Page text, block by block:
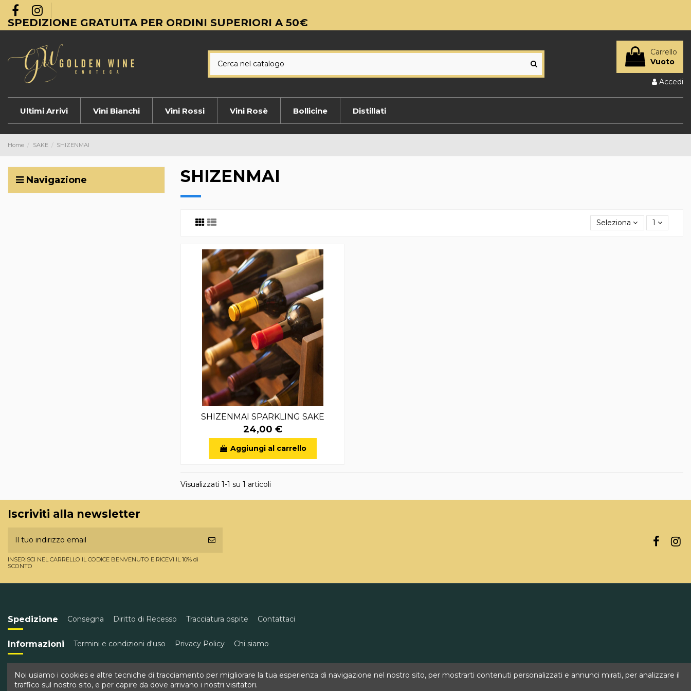
SPEDIZIONE GRATUITA PER ORDINI SUPERIORI A 50€
Carrello
Vuoto
Accedi
Ultimi Arrivi Vini Bianchi Vini Rossi Vini Rosè Bollicine Distillati
Home SAKE SHIZENMAI
SHIZENMAI
Seleziona 1
SHIZENMAI SPARKLING SAKE
24,00 €
Aggiungi al carrello
Visualizzati 1-1 su 1 articoli
Navigazione
Iscriviti alla newsletter
INSERISCI NEL CARRELLO IL CODICE BENVENUTO E RICEVI IL 10% di
SCONTO
Spedizione Consegna Diritto di Recesso Tracciatura ospite Contattaci
Informazioni Termini e condizioni d'uso Privacy Policy Chi siamo
Noi usiamo i cookies e altre tecniche di tracciamento per migliorare la tua esperienza di navigazione nel nostro sito, per mostrarti contenuti personalizzati e annunci mirati, per analizzare il
traffico sul nostro sito, e per capire da dove arrivano i nostri visitatori.